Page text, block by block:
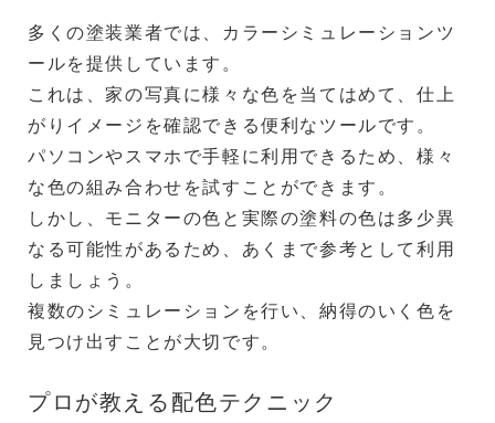
多くの塗装業者では、カラーシミュレーションツ
ールを提供しています。
これは、家の写真に様々な色を当てはめて、仕上
がりイメージを確認できる便利なツールです。
パソコンやスマホで手軽に利用できるため、様々
な色の組み合わせを試すことができます。
しかし、モニターの色と実際の塗料の色は多少異
なる可能性があるため、あくまで参考として利用
しましょう。
複数のシミュレーションを行い、納得のいく色を
見つけ出すことが大切です。
プロが教える配色テクニック